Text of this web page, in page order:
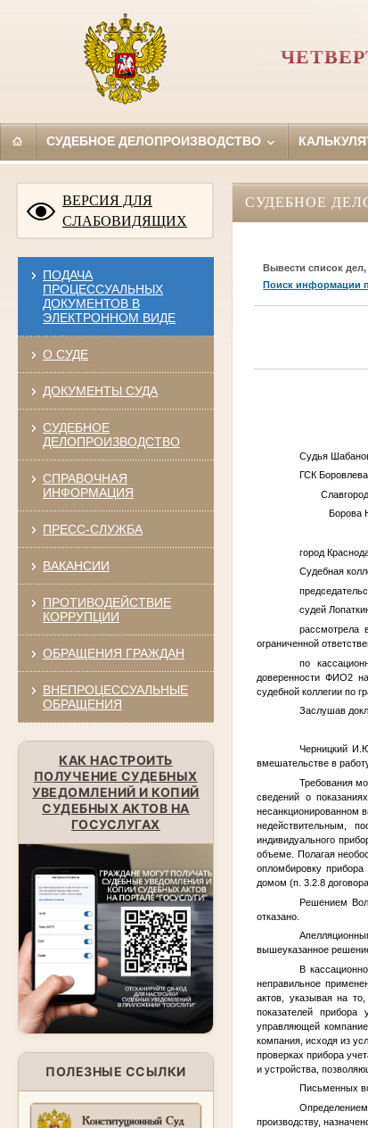
СУДЕБНОЕ ДЕЛОПРОИЗВОДСТВО
ВЕРСИЯ ДЛЯ
СЛАБОВИДЯЩИХ
ПОДАЧА
ПРОЦЕССУАЛЬНЫХ
ДОКУМЕНТОВ В
ЭЛЕКТРОННОМ ВИДЕ
О СУДЕ
ДОКУМЕНТЫ СУДА
СУДЕБНОЕ
ДЕЛОПРОИЗВОДСТВО
СПРАВОЧНАЯ
ИНФОРМАЦИЯ
ПРЕСС-СЛУЖБА
ВАКАНСИИ
ПРОТИВОДЕЙСТВИЕ
КОРРУПЦИИ
ОБРАЩЕНИЯ ГРАЖДАН
ВНЕПРОЦЕССУАЛЬНЫЕ
ОБРАЩЕНИЯ
КАК НАСТРОИТЬ
ПОЛУЧЕНИЕ СУДЕБНЫХ
УВЕДОМЛЕНИЙ И КОПИЙ
СУДЕБНЫХ АКТОВ НА
ГОСУСЛУГАХ
ПОЛЕЗНЫЕ ССЫЛКИ
СУДЕБНОЕ
Вывести список
Поиск информации
Судья
ГСК
Борова
город
Судебная
судей
рассмотрела
ограниченной
по
доверенности ФИО2на
судебной коллегии по
Заслушав
Черницкий
вмешательстве в
Требования
сведений о
несанкционированном
недействительным,
индивидуального
объеме. Полагая
опломбировку
домом (п. 3.2.8
Решением
отказано.
вышеуказанное
В
неправильное
актов, указывая на
показателей
управляющей
компания, исходя из
проверках прибора
и устройства,
Письменных
производству,